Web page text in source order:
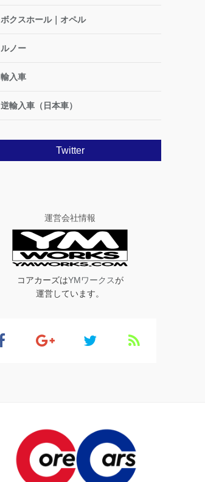
ボクスホール｜オペル
ルノー
輸入車
逆輸入車（日本車）
Twitter
運営会社情報
コアカーズはYMワークスが
運営しています。